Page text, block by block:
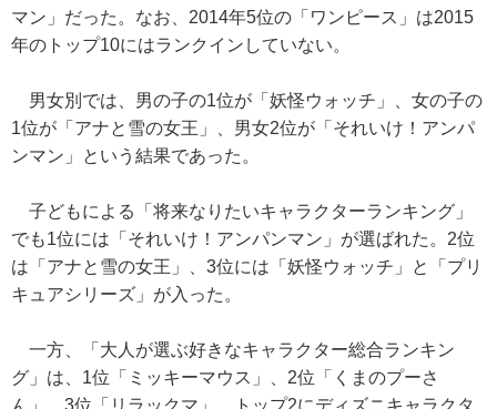
マン」だった。なお、2014年5位の「ワンピース」は2015
年のトップ10にはランクインしていない。
男女別では、男の子の1位が「妖怪ウォッチ」、女の子の
1位が「アナと雪の女王」、男女2位が「それいけ！アンパ
ンマン」という結果であった。
子どもによる「将来なりたいキャラクターランキング」
でも1位には「それいけ！アンパンマン」が選ばれた。2位
は「アナと雪の女王」、3位には「妖怪ウォッチ」と「プリ
キュアシリーズ」が入った。
一方、「大人が選ぶ好きなキャラクター総合ランキン
グ」は、1位「ミッキーマウス」、2位「くまのプーさ
ん」、3位「リラックマ」。トップ2にディズニキャラクタ